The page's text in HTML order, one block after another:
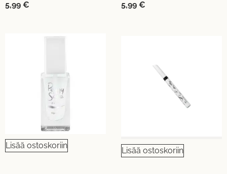
5,99 €
5,99 €
Lisää ostoskoriin
Lisää ostoskoriin